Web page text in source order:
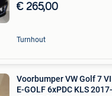
€ 265,00
Turnhout
Voorbumper VW Golf 7
E-GOLF 6xPDC KLS 2017-